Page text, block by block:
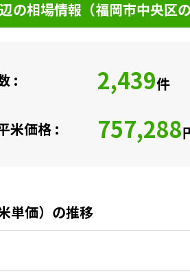
の相場情報（福岡市中央区
: 2,439件
米価格 : 757,288
単価）の推移